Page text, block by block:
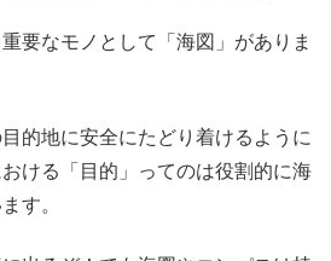
要なモノとして「海図」がありま
的地に安全にたどり着けるように
ける「目的」ってのは役割的に海
す。